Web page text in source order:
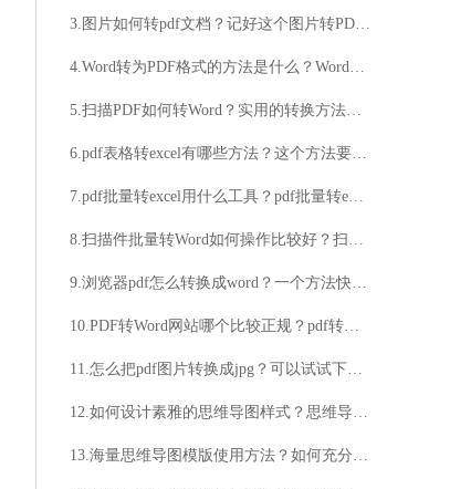
3.图片如何转pdf文档？记好这个图片转PDF的好方法
4.Word转为PDF格式的方法是什么？Word文件转为PDF格式的方法具体步骤
5.扫描PDF如何转Word？实用的转换方法分享
6.pdf表格转excel有哪些方法？这个方法要记住
7.pdf批量转excel用什么工具？pdf批量转excel工具分享
8.扫描件批量转Word如何操作比较好？扫描件批量转Word小技巧分享
9.浏览器pdf怎么转换成word？一个方法快速解决！
10.PDF转Word网站哪个比较正规？pdf转换成Word的优势详解
11.怎么把pdf图片转换成jpg？可以试试下面这个方法
12.如何设计素雅的思维导图样式？思维导图样式有哪些素雅的选择？
13.海量思维导图模版使用方法？如何充分利用这些模版？